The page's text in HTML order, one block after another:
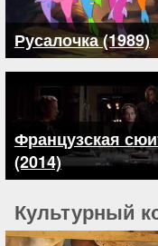
Русалочка (1989)
Французская
(2014)
Культурный